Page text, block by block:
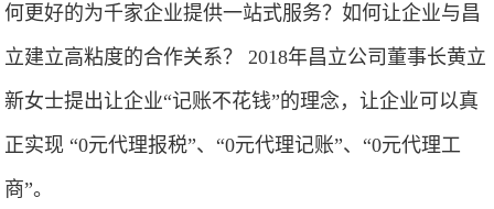
何更好的为千家企业提供一站式服务？如何让企业与昌
立建立高粘度的合作关系？ 2018年昌立公司董事长黄立
新女士提出让企业“记账不花钱”的理念，让企业可以真
正实现 “0元代理报税”、“0元代理记账”、“0元代理工
商”。